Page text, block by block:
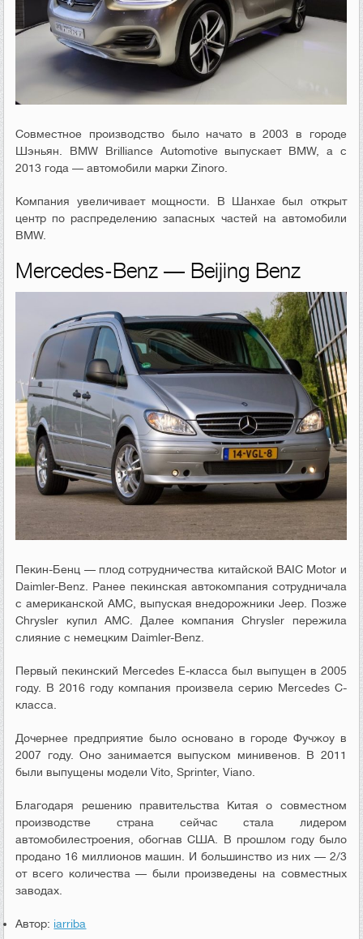
Совместное производство было начато в 2003 в городе
Шэньян. BMW Brilliance Automotive выпускает BMW, а с
2013 года — автомобили марки Zinoro.
Компания увеличивает мощности. В Шанхае был открыт
центр по распределению запасных частей на автомобили
BMW.
Mercedes-Benz — Beijing Benz
Пекин-Бенц — плод сотрудничества китайской BAIC Motor и
Daimler-Benz. Ранее пекинская автокомпания сотрудничала
с американской AMC, выпуская внедорожники Jeep. Позже
Chrysler купил AMC. Далее компания Chrysler пережила
слияние с немецким Daimler-Benz.
Первый пекинский Mercedes Е-класса был выпущен в 2005
году. В 2016 году компания произвела серию Mercedes C-
класса.
Дочернее предприятие было основано в городе Фучжоу в
2007 году. Оно занимается выпуском минивенов. В 2011
были выпущены модели Vito, Sprinter, Viano.
Благодаря решению правительства Китая о совместном
производстве страна сейчас стала лидером
автомобилестроения, обогнав США. В прошлом году было
продано 16 миллионов машин. И большинство из них — 2/3
от всего количества — были произведены на совместных
заводах.
Автор: iarriba